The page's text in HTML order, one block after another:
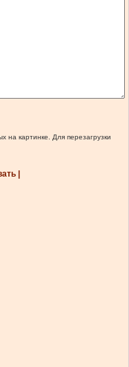
на картинке. Для перезагрузки
|